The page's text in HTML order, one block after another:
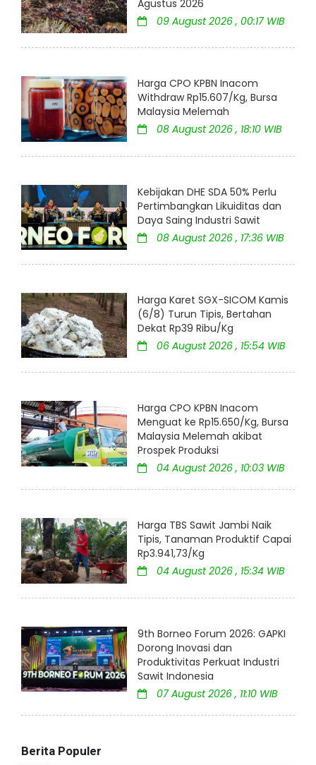
Agustus 2026
09 August 2026 , 00:17 WIB
Harga CPO KPBN Inacom
Withdraw Rp15.607/Kg, Bursa
Malaysia Melemah
08 August 2026 , 18:10 WIB
Kebijakan DHE SDA 50% Perlu
Pertimbangkan Likuiditas dan
Daya Saing Industri Sawit
08 August 2026 , 17:36 WIB
Harga Karet SGX-SICOM Kamis
(6/8) Turun Tipis, Bertahan
Dekat Rp39 Ribu/Kg
06 August 2026 , 15:54 WIB
Harga CPO KPBN Inacom
Menguat ke Rp15.650/Kg, Bursa
Malaysia Melemah akibat
Prospek Produksi
04 August 2026 , 10:03 WIB
Harga TBS Sawit Jambi Naik
Tipis, Tanaman Produktif Capai
Rp3.941,73/Kg
04 August 2026 , 15:34 WIB
9th Borneo Forum 2026: GAPKI
Dorong Inovasi dan
Produktivitas Perkuat Industri
Sawit Indonesia
07 August 2026 , 11:10 WIB
Berita Populer